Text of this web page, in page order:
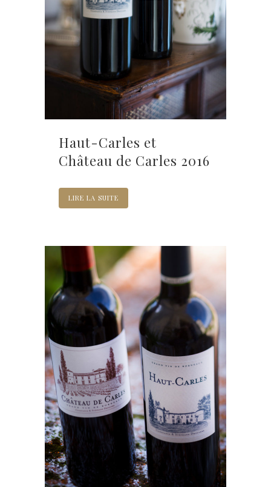
Haut-Carles et
Château de Carles 2016
LIRE LA SUITE